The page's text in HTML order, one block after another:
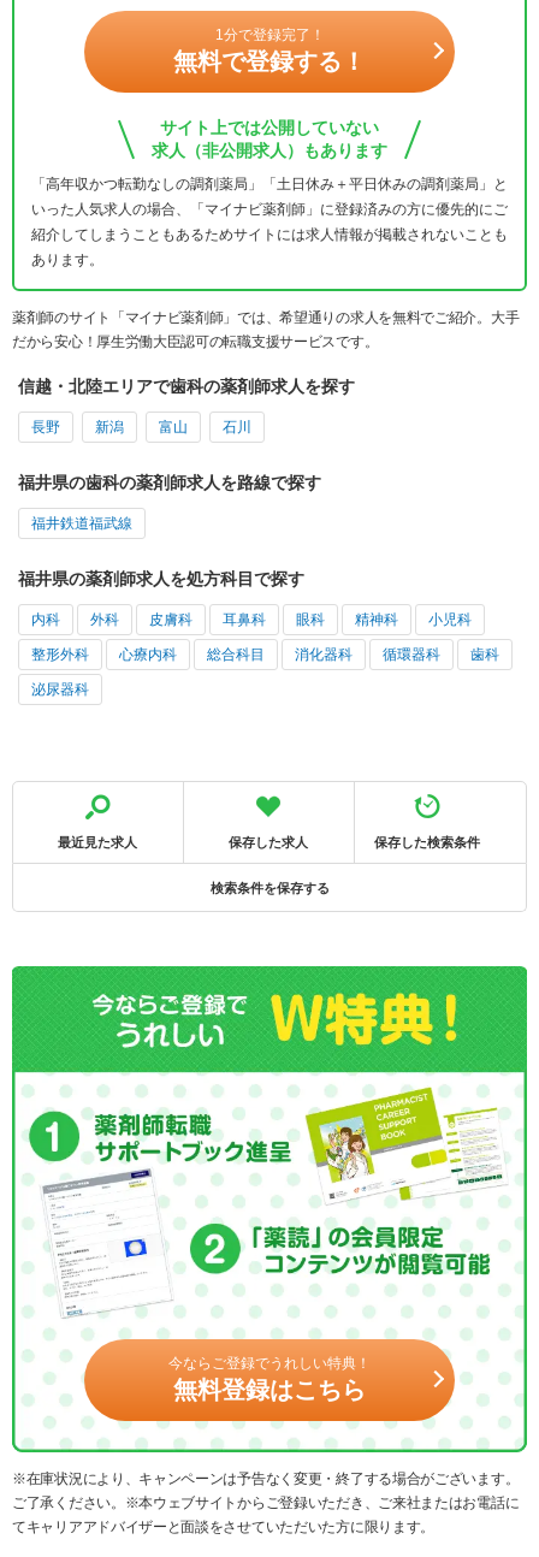
1分で登録完了！
無料で登録する！
サイト上では公開していない
求人（非公開求人）もあります
「高年収かつ転勤なしの調剤薬局」「土日休み＋平日休みの調剤薬局」と
いった人気求人の場合、「マイナビ薬剤師」に登録済みの方に優先的にご
紹介してしまうこともあるためサイトには求人情報が掲載されないことも
あります。
薬剤師のサイト「マイナビ薬剤師」では、希望通りの求人を無料でご紹介。大手
だから安心！厚生労働大臣認可の転職支援サービスです。
信越・北陸エリアで歯科の薬剤師求人を探す
長野 新潟 富山 石川
福井県の歯科の薬剤師求人を路線で探す
福井鉄道福武線
福井県の薬剤師求人を処方科目で探す
内科 外科 皮膚科 耳鼻科 眼科 精神科 小児科
整形外科 心療内科 総合科目 消化器科 循環器科 歯科
泌尿器科
最近見た求人 保存した求人 保存した検索条件
検索条件を保存する
今ならご登録でうれしい特典！
無料登録はこちら
※在庫状況により、キャンペーンは予告なく変更・終了する場合がございます。
ご了承ください。※本ウェブサイトからご登録いただき、ご来社またはお電話に
てキャリアアドバイザーと面談をさせていただいた方に限ります。